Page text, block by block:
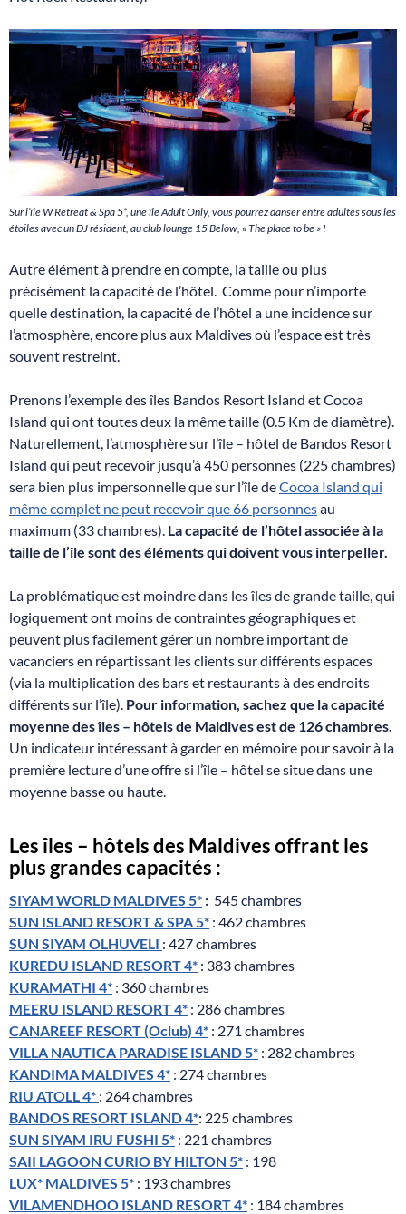
Sur l’île W Retreat & Spa 5*, une île Adult Only, vous pourrez danser entre adultes sous les
étoiles avec un DJ résident, au club lounge 15 Below, « The place to be » !
Autre élément à prendre en compte, la taille ou plus
précisément la capacité de l’hôtel. Comme pour n’importe
quelle destination, la capacité de l’hôtel a une incidence sur
l’atmosphère, encore plus aux Maldives où l’espace est très
souvent restreint.
Prenons l’exemple des îles Bandos Resort Island et Cocoa
Island qui ont toutes deux la même taille (0.5 Km de diamètre).
Naturellement, l’atmosphère sur l’île – hôtel de Bandos Resort
Island qui peut recevoir jusqu’à 450 personnes (225 chambres)
sera bien plus impersonnelle que sur l’île deCocoa Island qui
même complet ne peut recevoir que 66 personnesau
maximum (33 chambres). La capacité de l’hôtel associée à la
taille de l’île sont des éléments qui doivent vous interpeller.
La problématique est moindre dans les îles de grande taille, qui
logiquement ont moins de contraintes géographiques et
peuvent plus facilement gérer un nombre important de
vacanciers en répartissant les clients sur différents espaces
(via la multiplication des bars et restaurants à des endroits
différents sur l’île). Pour information, sachez que la capacité
moyenne des îles – hôtels de Maldives est de 126 chambres.
Un indicateur intéressant à garder en mémoire pour savoir à la
première lecture d’une offre si l’île – hôtel se situe dans une
moyenne basse ou haute.
Les îles – hôtels des Maldives offrant les
plus grandes capacités :
SIYAM WORLD MALDIVES 5* : 545 chambres
SUN ISLAND RESORT & SPA 5* : 462 chambres
SUN SIYAM OLHUVELI : 427 chambres
KUREDU ISLAND RESORT 4* : 383 chambres
KURAMATHI 4* : 360 chambres
MEERU ISLAND RESORT 4* : 286 chambres
CANAREEF RESORT (Oclub) 4* : 271 chambres
VILLA NAUTICA PARADISE ISLAND 5* : 282 chambres
KANDIMA MALDIVES 4* : 274 chambres
RIU ATOLL 4* : 264 chambres
BANDOS RESORT ISLAND 4*: 225 chambres
SUN SIYAM IRU FUSHI 5* : 221 chambres
SAII LAGOON CURIO BY HILTON 5* : 198
LUX* MALDIVES 5* : 193 chambres
VILAMENDHOO ISLAND RESORT 4* : 184 chambres